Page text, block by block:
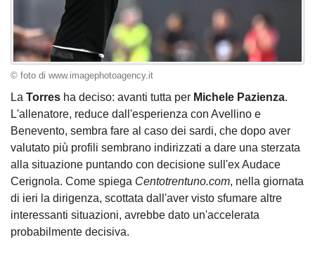
© foto di www.imagephotoagency.it
La Torres ha deciso: avanti tutta per Michele Pazienza.
L'allenatore, reduce dall'esperienza con Avellino e
Benevento, sembra fare al caso dei sardi, che dopo aver
valutato più profili sembrano indirizzati a dare una sterzata
alla situazione puntando con decisione sull'ex Audace
Cerignola. Come spiega Centotrentuno.com, nella giornata
di ieri la dirigenza, scottata dall'aver visto sfumare altre
interessanti situazioni, avrebbe dato un'accelerata
probabilmente decisiva.